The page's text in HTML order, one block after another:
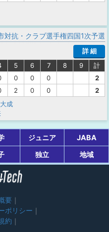
対抗・クラブ選手権四国1次予選
詳 細
5 6 7 8 9
計
0 0 0
2
2 0 0
2
成
ジュニア
JABA
独立 地域
要
ポリシー
約